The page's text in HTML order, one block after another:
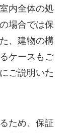
内全体の処
場合では保
、建物の構
ケースもご
ご説明いた
ため、保証